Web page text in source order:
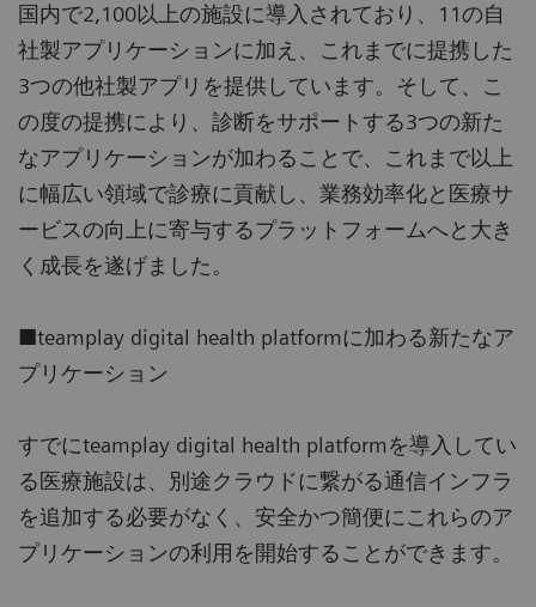
国内で2,100以上の施設に導入されており、11の自
社製アプリケーションに加え、これまでに提携した
3つの他社製アプリを提供しています。そして、こ
の度の提携により、診断をサポートする3つの新た
なアプリケーションが加わることで、これまで以上
に幅広い領域で診療に貢献し、業務効率化と医療サ
ービスの向上に寄与するプラットフォームへと大き
く成長を遂げました。
■teamplay digital health platformに加わる新たなア
プリケーション
すでにteamplay digital health platformを導入してい
る医療施設は、別途クラウドに繋がる通信インフラ
を追加する必要がなく、安全かつ簡便にこれらのア
プリケーションの利用を開始することができます。